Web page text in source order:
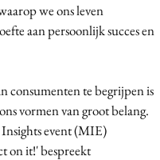
we ons leven
aan persoonlijk succes en
consumenten te begrijpen is
vormen van groot belang.
event (MIE)
on it!' bespreekt